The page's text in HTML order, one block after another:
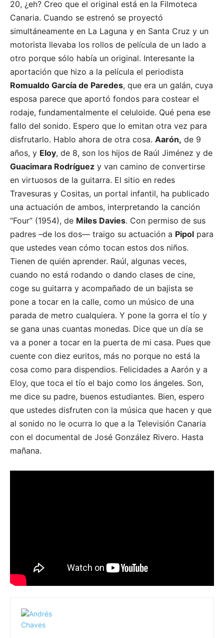
20, ¿eh? Creo que el original está en la Filmoteca
Canaria. Cuando se estrenó se proyectó
simultáneamente en La Laguna y en Santa Cruz y un
motorista llevaba los rollos de película de un lado a
otro porque sólo había un original. Interesante la
aportación que hizo a la película el periodista
Romualdo García de Paredes, que era un galán, cuya
esposa parece que aportó fondos para costear el
rodaje, fundamentalmente el celuloide. Qué pena ese
fallo del sonido. Espero que lo emitan otra vez para
disfrutarlo. Hablo ahora de otra cosa. Aarón, de 9
años, y Eloy, de 8, son los hijos de Raúl Jiménez y de
Guacimara Rodríguez y van camino de convertirse
en virtuosos de la guitarra. El sitio en redes
Travesuras y Cositas, un portal infantil, ha publicado
una actuación de ambos, interpretando la canción
“Four” (1954), de Miles Davies. Con permiso de sus
padres –de los dos— traigo su actuación a Pipol para
que ustedes vean cómo tocan estos dos niños.
Tienen de quién aprender. Raúl, algunas veces,
cuando no está rodando o dando clases de cine,
coge su guitarra y acompañado de un bajista se
pone a tocar en la calle, como un músico de una
parada de metro cualquiera. Y pone la gorra el tío y
se gana unas cuantas monedas. Dice que un día se
va a poner a tocar en la puerta de mi casa. Pues que
cuente con diez euritos, más no porque no está la
cosa como para dispendios. Felicidades a Aarón y a
Eloy, que toca el tío el bajo como los ángeles. Son,
me dice su padre, buenos estudiantes. Bien, espero
que ustedes disfruten con la música que hacen y que
al sonido no le ocurra lo que a la Televisión Canaria
con el documental de José González Rivero. Hasta
mañana.